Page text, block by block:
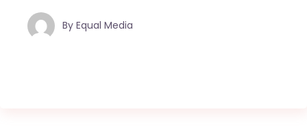
By Equal Media